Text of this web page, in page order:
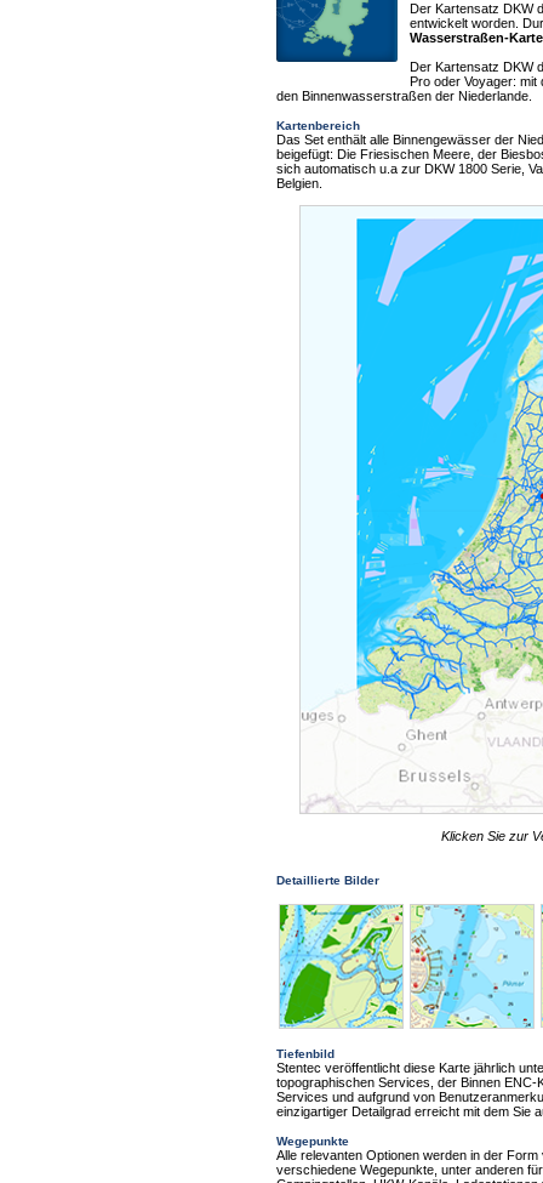
Der Kartensatz DKW
entwickelt worden.
Wasserstraßen-
Der Kartensatz DKW
Pro oder Voyager:
den Binnenwasserstraßen der Niederlande.
Kartenbereich
Das Set enthält alle Binnengewässer der
beigefügt: Die Friesischen Meere, der
sich automatisch u.a zur DKW 1800 Serie,
Belgien.
Klicken Sie zur
Detaillierte Bilder
Tiefenbild
Stentec veröffentlicht diese Karte jährlich
topographischen Services, der Binnen
Services und aufgrund von
einzigartiger Detailgrad erreicht mit dem Sie
Wegepunkte
Alle relevanten Optionen werden in der
verschiedene Wegepunkte, unter anderen